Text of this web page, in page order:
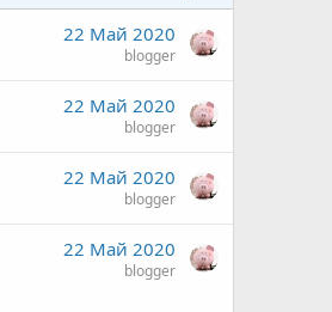
22 Май 2020
blogger
22 Май 2020
blogger
22 Май 2020
blogger
22 Май 2020
blogger